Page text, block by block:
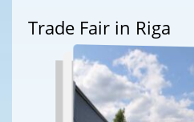
Trade Fair in Riga